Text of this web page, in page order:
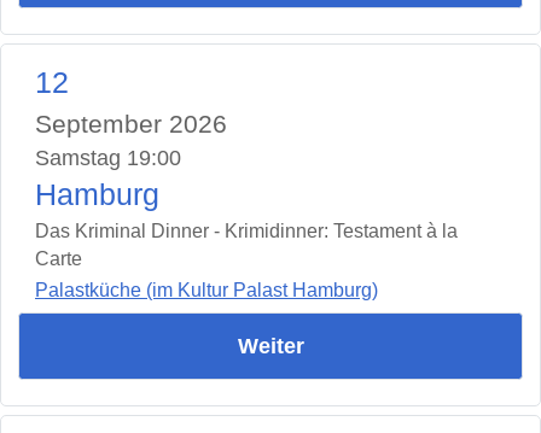
12
September 2026
Samstag 19:00
Hamburg
Das Kriminal Dinner - Krimidinner: Testament à la
Carte
Palastküche (im Kultur Palast Hamburg)
Weiter